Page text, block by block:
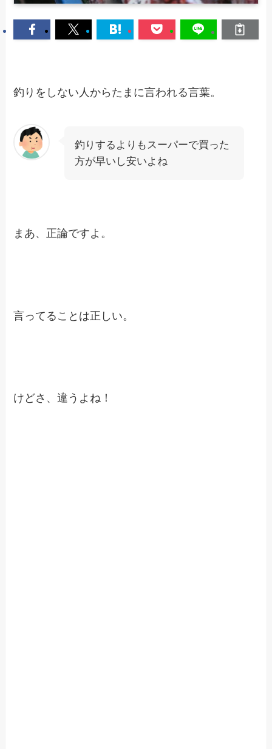
釣りをしない人からたまに言われる言葉。
釣りするよりもスーパーで買った
方が早いし安いよね
まあ、正論ですよ。
言ってることは正しい。
けどさ、違うよね！